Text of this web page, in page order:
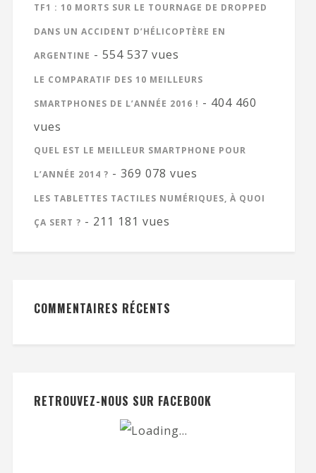
TF1 : 10 MORTS SUR LE TOURNAGE DE DROPPED
DANS UN ACCIDENT D’HÉLICOPTÈRE EN
ARGENTINE - 554 537 vues
LE COMPARATIF DES 10 MEILLEURS
SMARTPHONES DE L’ANNÉE 2016 ! - 404 460
vues
QUEL EST LE MEILLEUR SMARTPHONE POUR
L’ANNÉE 2014 ? - 369 078 vues
LES TABLETTES TACTILES NUMÉRIQUES, À QUOI
ÇA SERT ? - 211 181 vues
COMMENTAIRES RÉCENTS
RETROUVEZ-NOUS SUR FACEBOOK